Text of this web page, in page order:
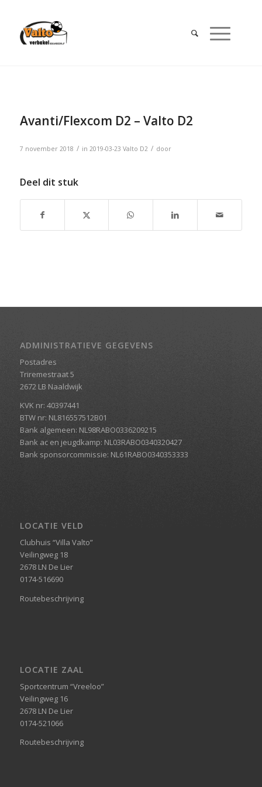
Avanti/Flexcom D2 – Valto D2
7 november 2018 / in 2019-03-23 Valto D2 / door
Deel dit stuk
ADMINISTRATIEVE GEGEVENS
Postadres
Triremestraat 5
2672 LB Naaldwijk
KVK nr: 40397441
BTW nr: NL816557512B01
Bank algemeen: NL98RABO0336209215
Bank ac en jeugdkamp: NL03RABO0340320427
Bank sponsorcommissie: NL61RABO0340353333
LOCATIE VELD
Clubhuis “Villa Valto”
Veilingweg 18
2678 LN De Lier
0174-516690
Routebeschrijving
LOCATIE ZAAL
Sportcentrum “Vreeloo”
Veilingweg 16
2678 LN De Lier
0174-521066
Routebeschrijving